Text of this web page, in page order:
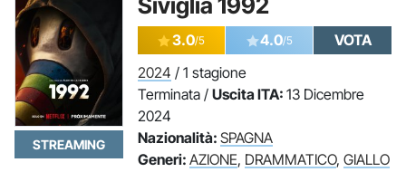
Siviglia 1992
STREAMING
3.0/5 4.0/5
VOTA
2024 / 1 stagione
Terminata / Uscita ITA: 13 Dicembre
2024
Nazionalità: SPAGNA
Generi: AZIONE, DRAMMATICO, GIALLO